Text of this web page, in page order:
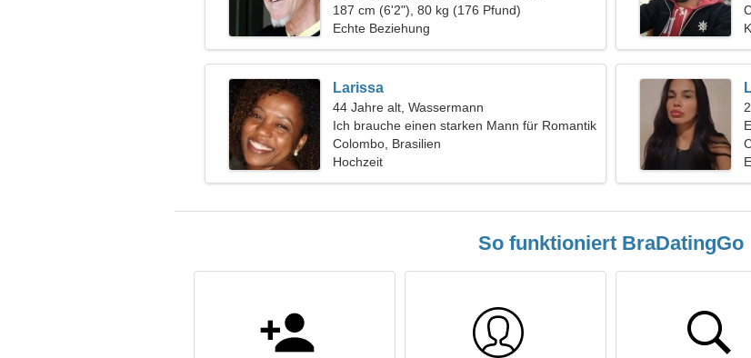
187 cm (6'2"), 80 kg (176 Pfund)
Echte Beziehung
Larissa
44 Jahre alt, Wassermann
Ich brauche einen starken Mann für Romantik
Colombo, Brasilien
Hochzeit
So funktioniert BraDatingGo